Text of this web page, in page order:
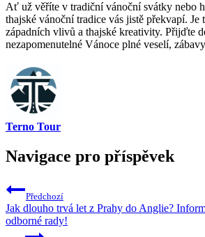
Ať už věříte v tradiční vánoční svátky nebo
thajské vánoční tradice vás jistě překvapí. Je
západních vlivů a thajské kreativity. Přijďte
nezapomenutelné Vánoce plné veselí,
Terno Tour
Navigace pro příspěvek
Předchozí
Jak dlouho trvá let z Prahy do Anglie?
odborné rady!